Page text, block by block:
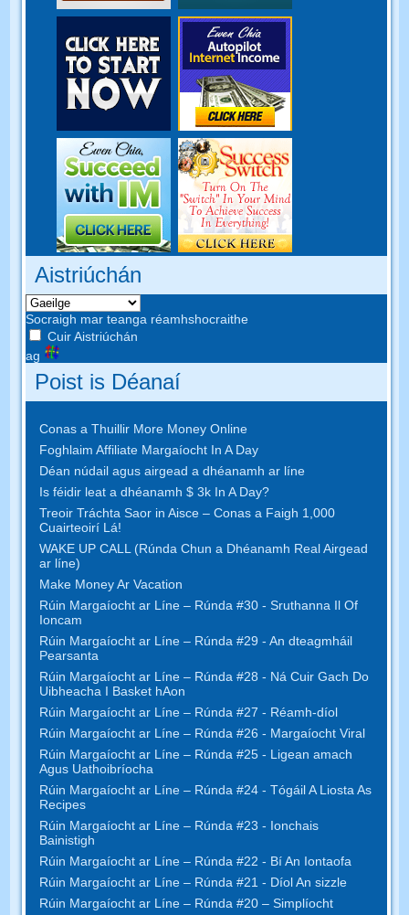
Aistriúchán
Socraigh mar teanga réamhshocraithe
Cuir Aistriúchán
ag
Poist is Déanaí
Conas a Thuillir More Money Online
Foghlaim Affiliate Margaíocht In A Day
Déan núdail agus airgead a dhéanamh ar líne
Is féidir leat a dhéanamh $ 3k In A Day?
Treoir Tráchta Saor in Aisce – Conas a Faigh 1,000
Cuairteoirí Lá!
WAKE UP CALL (Rúnda Chun a Dhéanamh Real Airgead
ar líne)
Make Money Ar Vacation
Rúin Margaíocht ar Líne – Rúnda #30 - Sruthanna Il Of
Ioncam
Rúin Margaíocht ar Líne – Rúnda #29 - An dteagmháil
Pearsanta
Rúin Margaíocht ar Líne – Rúnda #28 - Ná Cuir Gach Do
Uibheacha I Basket hAon
Rúin Margaíocht ar Líne – Rúnda #27 - Réamh-díol
Rúin Margaíocht ar Líne – Rúnda #26 - Margaíocht Viral
Rúin Margaíocht ar Líne – Rúnda #25 - Ligean amach
Agus Uathoibríocha
Rúin Margaíocht ar Líne – Rúnda #24 - Tógáil A Liosta As
Recipes
Rúin Margaíocht ar Líne – Rúnda #23 - Ionchais
Bainistigh
Rúin Margaíocht ar Líne – Rúnda #22 - Bí An Iontaofa
Rúin Margaíocht ar Líne – Rúnda #21 - Díol An sizzle
Rúin Margaíocht ar Líne – Rúnda #20 – Simplíocht